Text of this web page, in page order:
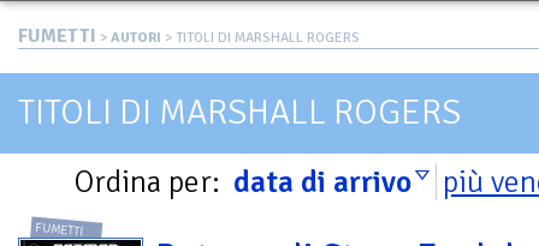
FUMETTI > AUTORI > TITOLI DI MARSHALL ROGERS
TITOLI DI MARSHALL ROGERS
Ordina per: data di arrivo più
FUMETTI